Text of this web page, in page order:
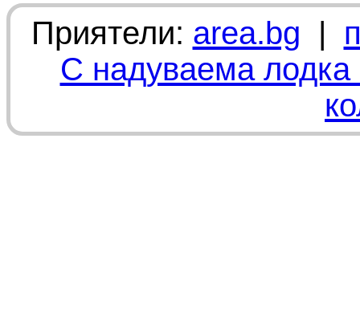
Приятели: area.bg |
С надуваема лодка